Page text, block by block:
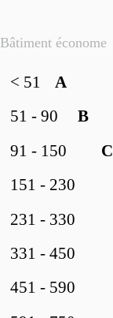
Bâtiment économe
A
< 51
B
51 - 90
C
91 - 150
151 - 230
231 - 330
331 - 450
451 - 590